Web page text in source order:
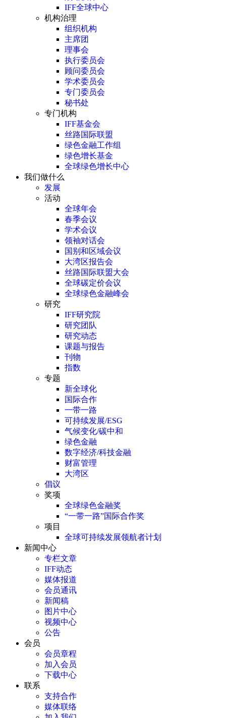
IFF全球中心
机构治理
组织机构
主席团
理事会
执行委员会
顾问委员会
学术委员会
专门委员会
秘书处
专门机构
IFF基金会
丝路国际联盟
绿色金融工作组
绿色增长基金
全球绿色增长中心
我们做什么
发展
活动
全球年会
春季会议
学术会议
领袖对话会
国别和区域会议
大湾区报告会
丝路国际联盟大会
全球碳定价会议
全球绿色金融峰会
研究
IFF研究院
研究团队
研究动态
课题与报告
刊物
指数
专题
新全球化
国际合作
一带一路
可持续发展/ESG
气候变化/碳中和
绿色金融
数字经济/科技金融
财富管理
大湾区
倡议
奖项
全球绿色金融奖
“一带一路”国际合作奖
项目
全球可持续发展领航者计划
新闻中心
专栏文章
IFF动态
媒体报道
会员通讯
新闻稿
图片中心
视频中心
公告
会员
会员章程
加入会员
下载中心
联系
支持合作
媒体联络